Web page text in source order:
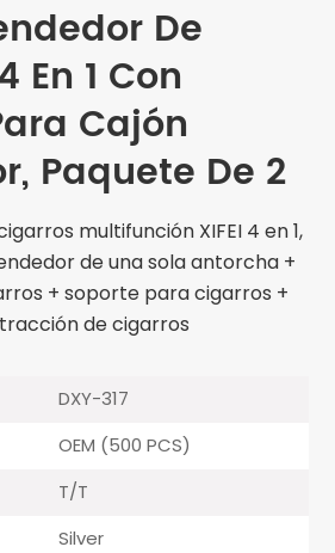
De
En 1 Con
Cajón
Paquete De 2
multifunción XIFEI 4 en 1,
de una sola antorcha +
+ soporte para cigarros +
de cigarros
DXY-317
OEM (500 PCS)
T/T
Silver